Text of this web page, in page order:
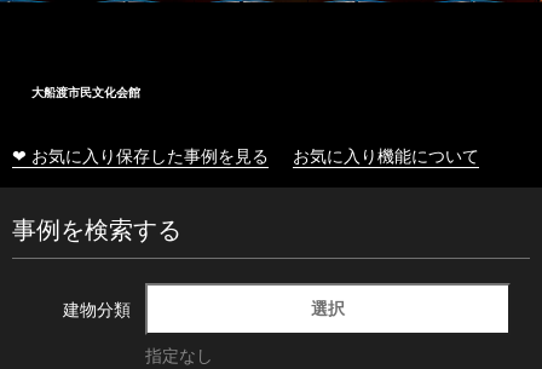
大船渡市民文化会館
❤ お気に入り保存した事例を見る お気に入り機能について
事例を検索する
建物分類 選択
指定なし